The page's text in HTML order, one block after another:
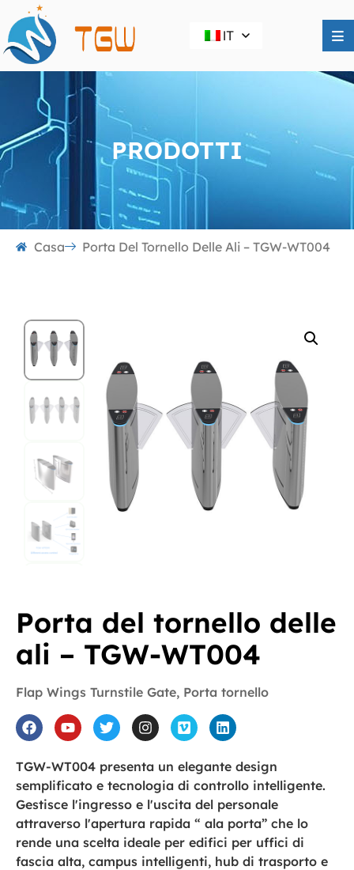
IT
PRODOTTI
Casa Porta Del Tornello Delle Ali – TGW-WT004
Porta del tornello delle
ali – TGW-WT004
Flap Wings Turnstile Gate, Porta tornello
TGW-WT004 presenta un elegante design
semplificato e tecnologia di controllo intelligente.
Gestisce l'ingresso e l'uscita del personale
attraverso l'apertura rapida “ ala porta” che lo
rende una scelta ideale per edifici per uffici di
fascia alta, campus intelligenti, hub di trasporto e